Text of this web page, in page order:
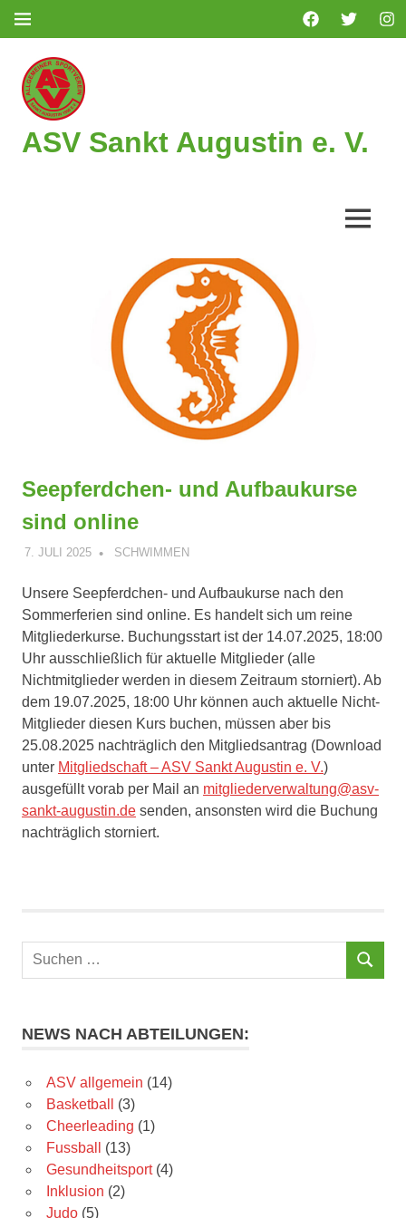
Zum
FacebookTwitter
MENÜ
ASV Sankt Augustin e. V.
MENÜ
Seepferdchen- und Aufbaukurse
sind online
7. JULI 2025 ANDREAS PÄTSCHINSKY
SCHWIMMEN
Unsere Seepferdchen- und Aufbaukurse nach den
Sommerferien sind online. Es handelt sich um reine
Mitgliederkurse. Buchungsstart ist der 14.07.2025, 18:00
Uhr ausschließlich für aktuelle Mitglieder (alle
Nichtmitglieder werden in diesem Zeitraum storniert). Ab
dem 19.07.2025, 18:00 Uhr können auch aktuelle Nicht-
Mitglieder diesen Kurs buchen, müssen aber bis
25.08.2025 nachträglich den Mitgliedsantrag (Download
unter Mitgliedschaft – ASV Sankt Augustin e. V.)
ausgefüllt vorab per Mail an mitgliederverwaltung@asv-
sankt-augustin.de senden, ansonsten wird die Buchung
nachträglich storniert.
Suchen
SUCHEN
NEWS NACH ABTEILUNGEN:
ASV allgemein (14)
Basketball
(3)
Cheerleading (1)
Fussball
(13)
Gesundheitsport(4)
Inklusion (2)
Judo(5)